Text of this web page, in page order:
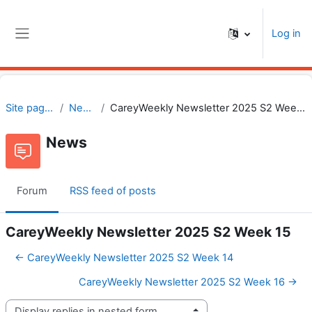
Log in
Site pages News CareyWeekly Newsletter 2025 S2 Week 15
News
Forum RSS feed of posts
CareyWeekly Newsletter 2025 S2 Week 15
← CareyWeekly Newsletter 2025 S2 Week 14
CareyWeekly Newsletter 2025 S2 Week 16 →